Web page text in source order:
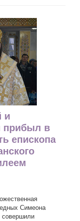
и
прибыл в
епископа
Симеона
совершили